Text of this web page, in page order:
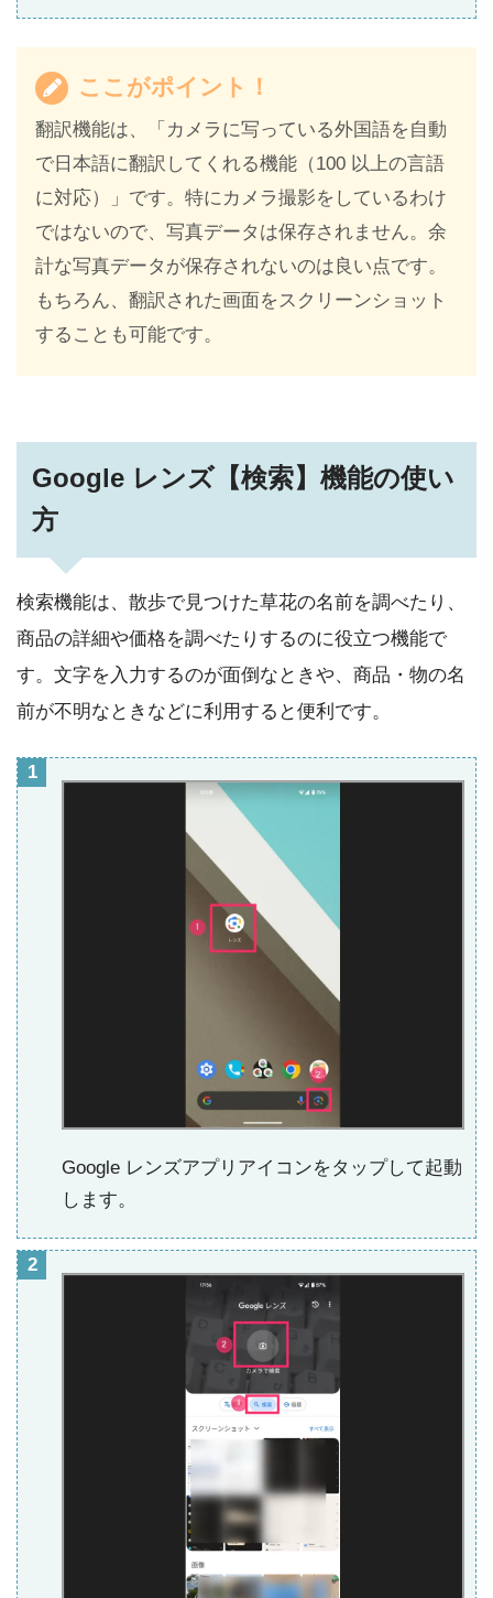
ここがポイント！
翻訳機能は、「カメラに写っている外国語を自動
で日本語に翻訳してくれる機能（100 以上の言語
に対応）」です。特にカメラ撮影をしているわけ
ではないので、写真データは保存されません。余
計な写真データが保存されないのは良い点です。
もちろん、翻訳された画面をスクリーンショット
することも可能です。
Google レンズ【検索】機能の使い
方
検索機能は、散歩で見つけた草花の名前を調べたり、
商品の詳細や価格を調べたりするのに役立つ機能で
す。文字を入力するのが面倒なときや、商品・物の名
前が不明なときなどに利用すると便利です。
Google レンズアプリアイコンをタップして起動
します。